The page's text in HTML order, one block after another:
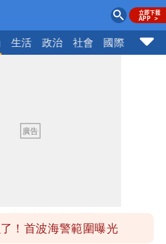
生活 政治 社會 國際 財經
：民進黨當年刻意阻擋
大亂！虎航10航班異動 日
！首波海警範圍曝光